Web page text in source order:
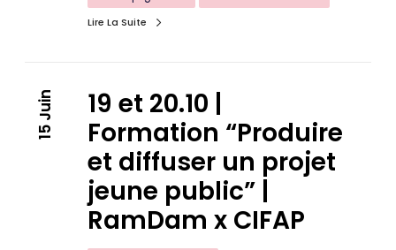
Lire La Suite
15 Juin
19 et 20.10 |
Formation “Produire
et diffuser un projet
jeune public” |
RamDam x CIFAP